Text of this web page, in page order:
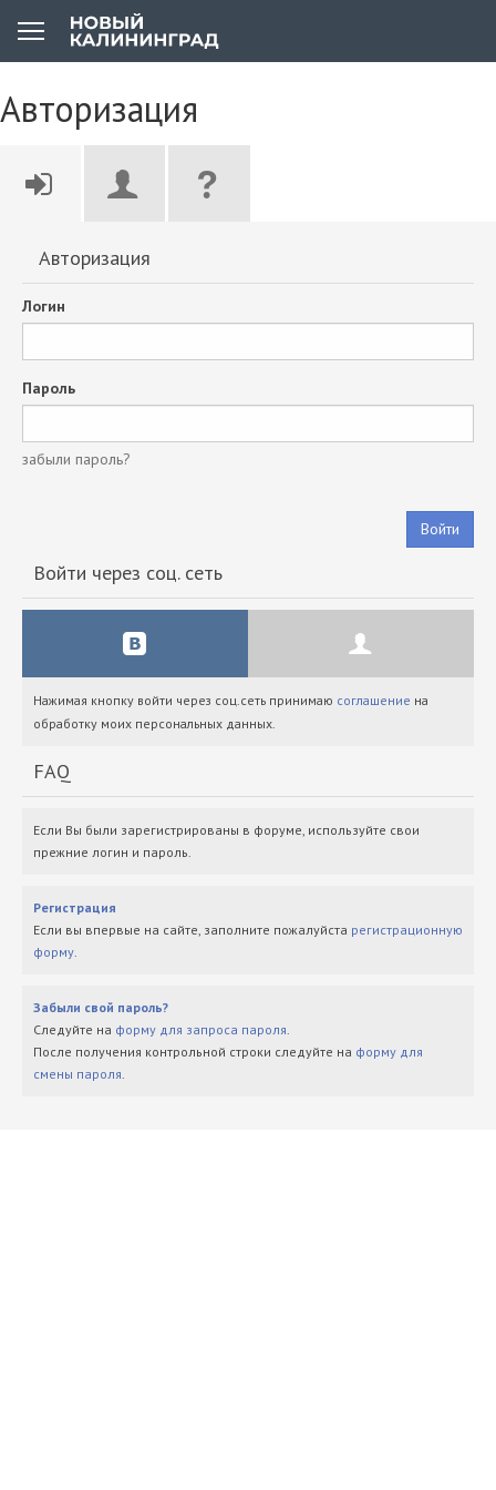
Авторизация
Авторизация
Логин
Пароль
забыли пароль?
Войти
Войти через соц. сеть
Нажимая кнопку войти через соц.сеть принимаю соглашение на
обработку моих персональных данных.
FAQ
Если Вы были зарегистрированы в форуме, используйте свои
прежние логин и пароль.
Регистрация
Если вы впервые на сайте, заполните пожалуйста регистрационную
форму.
Забыли свой пароль?
Следуйте на форму для запроса пароля.
После получения контрольной строки следуйте на форму для
смены пароля.